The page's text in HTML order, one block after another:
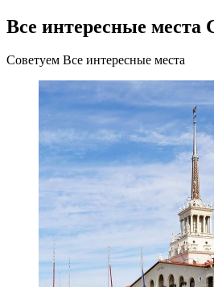
Все интересные места
Советуем Все интересные места